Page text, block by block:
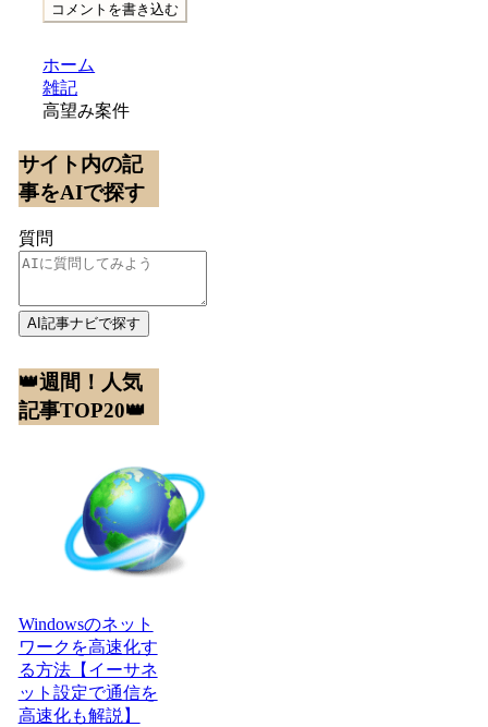
コメントを書き込む
ホーム
雑記
高望み案件
サイト内の記
事をAIで探す
質問
AI記事ナビで探す
👑週間！人気
記事TOP20👑
Windowsのネット
ワークを高速化す
る方法【イーサネ
ット設定で通信を
高速化も解説】